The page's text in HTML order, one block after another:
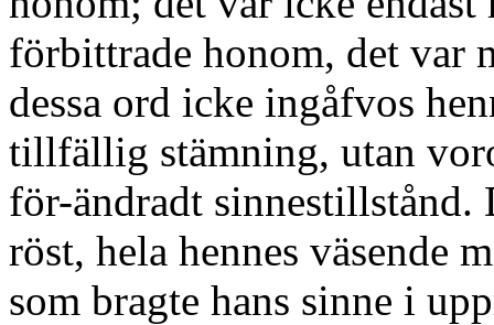
förbittrade honom, det var
dessa ord icke ingåfvos
tillfällig stämning, utan
för-ändradt sinnestillstånd.
röst, hela hennes väsende
som bragte hans sinne i